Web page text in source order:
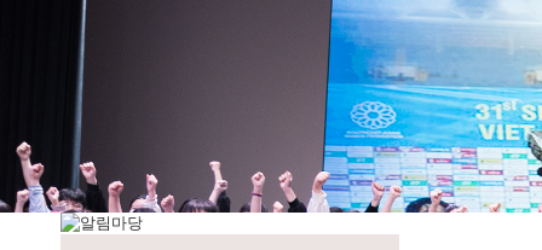
학교 CI
교직원현황
학생현황
위치/전화
전경사진